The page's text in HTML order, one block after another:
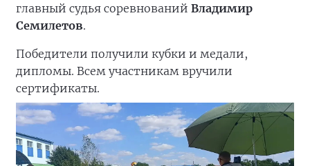
главный судья соревнований Владимир
Семилетов.
Победители получили кубки и медали,
дипломы. Всем участникам вручили
сертификаты.